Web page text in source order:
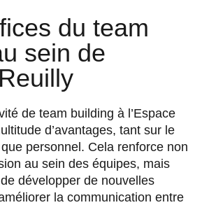
du team
sein de
de team building à l’Espace
d’avantages, tant sur le
personnel. Cela renforce non
au sein des équipes, mais
développer de nouvelles
la communication entre